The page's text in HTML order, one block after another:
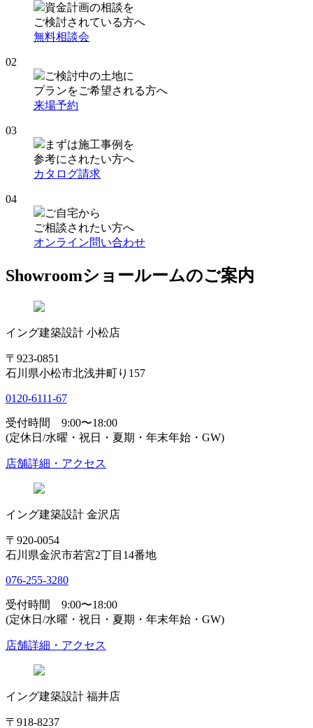
資金計画の相談を
ご検討されている方へ
無料相談会
02
ご検討中の土地に
プランをご希望される方へ
来場予約
03
まずは施工事例を
参考にされたい方へ
カタログ請求
04
ご自宅から
ご相談されたい方へ
オンライン問い合わせ
Showroomショールームのご案内
イング建築設計 小松店
〒923-0851
石川県小松市北浅井町り157
0120-6111-67
受付時間 9:00〜18:00
(定休日/水曜・祝日・夏期・年末年始・GW)
店舗詳細・アクセス
イング建築設計 金沢店
〒920-0054
石川県金沢市若宮2丁目14番地
076-255-3280
受付時間 9:00〜18:00
(定休日/水曜・祝日・夏期・年末年始・GW)
店舗詳細・アクセス
イング建築設計 福井店
〒918-8237